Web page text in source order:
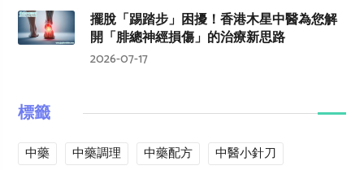
擺脫「踢踏步」困擾！香港木星中醫為您解
開「腓總神經損傷」的治療新思路
2026-07-17
標籤
中藥 中藥調理 中藥配方 中醫小針刀